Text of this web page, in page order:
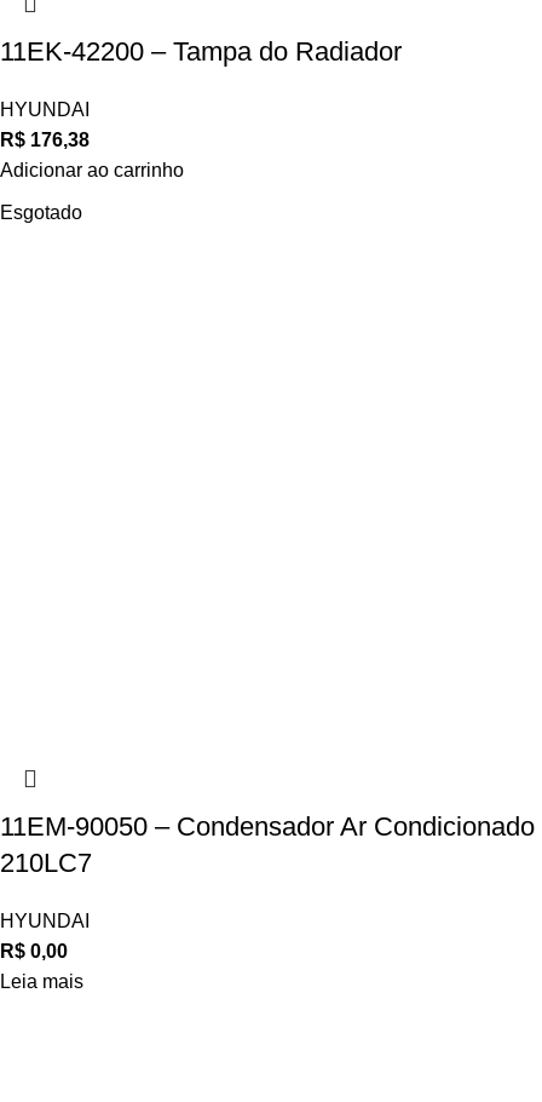
11EK-42200 – Tampa do Radiador
HYUNDAI
R$ 176,38
Adicionar ao carrinho
Esgotado
11EM-90050 – Condensador Ar Condicionado
210LC7
HYUNDAI
R$ 0,00
Leia mais